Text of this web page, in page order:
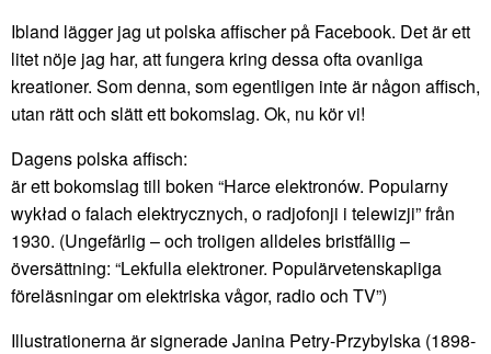
Ibland lägger jag ut polska affischer på Facebook. Det är ett
litet nöje jag har, att fungera kring dessa ofta ovanliga
kreationer. Som denna, som egentligen inte är någon affisch,
utan rätt och slätt ett bokomslag. Ok, nu kör vi!
Dagens polska affisch:
är ett bokomslag till boken “Harce elektronów. Popularny
wykład o falach elektrycznych, o radjofonji i telewizji” från
1930. (Ungefärlig – och troligen alldeles bristfällig –
översättning: “Lekfulla elektroner. Populärvetenskapliga
föreläsningar om elektriska vågor, radio och TV”)
Illustrationerna är signerade Janina Petry-Przybylska (1898-